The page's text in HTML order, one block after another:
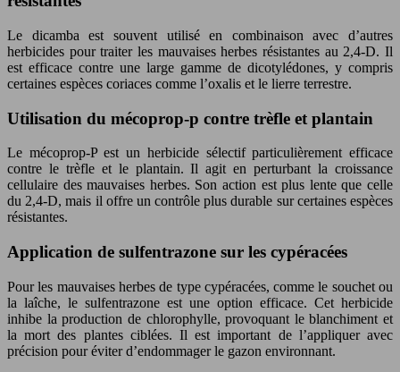
Le dicamba est souvent utilisé en combinaison avec d’autres
herbicides pour traiter les mauvaises herbes résistantes au 2,4-D. Il
est efficace contre une large gamme de dicotylédones, y compris
certaines espèces coriaces comme l’oxalis et le lierre terrestre.
Utilisation du mécoprop-p contre trèfle et plantain
Le mécoprop-P est un herbicide sélectif particulièrement efficace
contre le trèfle et le plantain. Il agit en perturbant la croissance
cellulaire des mauvaises herbes. Son action est plus lente que celle
du 2,4-D, mais il offre un contrôle plus durable sur certaines espèces
résistantes.
Application de sulfentrazone sur les cypéracées
Pour les mauvaises herbes de type cypéracées, comme le souchet ou
la laîche, le sulfentrazone est une option efficace. Cet herbicide
inhibe la production de chlorophylle, provoquant le blanchiment et
la mort des plantes ciblées. Il est important de l’appliquer avec
précision pour éviter d’endommager le gazon environnant.